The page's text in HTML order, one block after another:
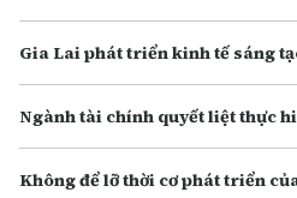
Gia Lai phát triển kinh tế sáng
Ngành tài chính quyết liệt thực
Không để lỡ thời cơ phát triển